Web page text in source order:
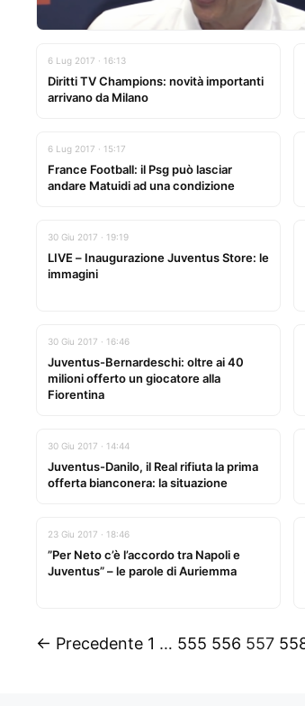
6 Lug 2017 · 16:13
Diritti TV Champions: novità importanti
arrivano da Milano
6 Lug 2017 · 15:17
France Football: il Psg può lasciar
andare Matuidi ad una condizione
30 Giu 2017 · 19:19
LIVE – Inaugurazione Juventus Store: le
immagini
30 Giu 2017 · 16:46
Juventus-Bernardeschi: oltre ai 40
milioni offerto un giocatore alla
Fiorentina
30 Giu 2017 · 14:44
Juventus-Danilo, il Real rifiuta la prima
offerta bianconera: la situazione
23 Giu 2017 · 18:46
”Per Neto c’è l’accordo tra Napoli e
Juventus” – le parole di Auriemma
← Precedente 1 … 555 556 557